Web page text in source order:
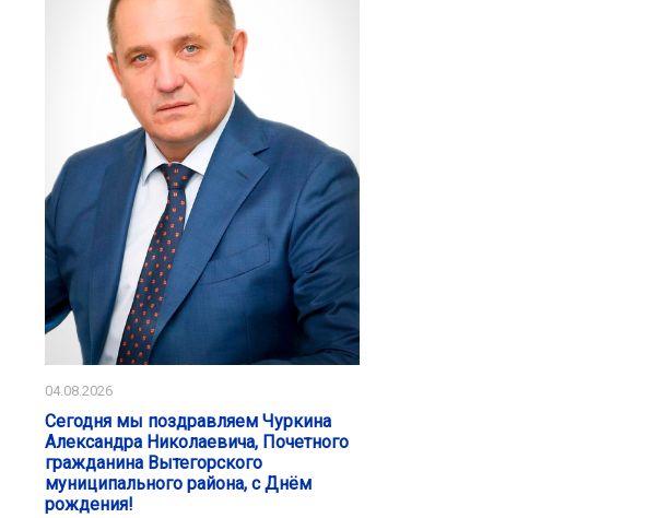
04.08.2026
Сегодня мы поздравляем Чуркина
Александра Николаевича, Почетного
гражданина Вытегорского
муниципального района, с Днём
рождения!